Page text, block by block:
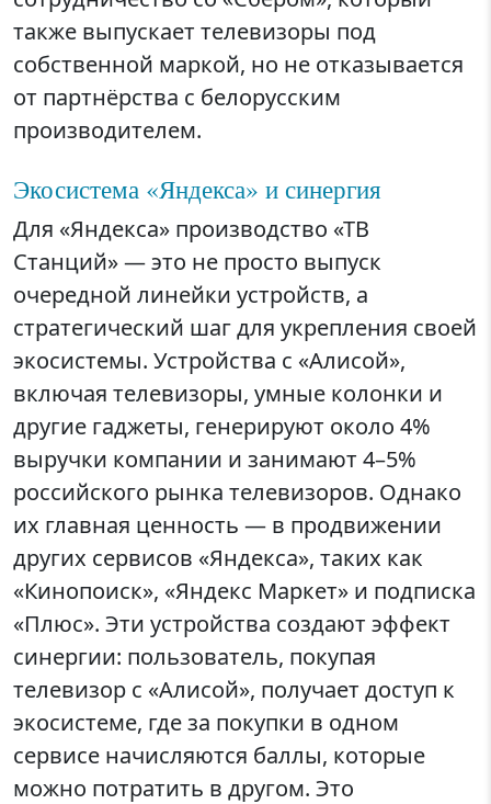
также выпускает телевизоры под
собственной маркой, но не отказывается
от партнёрства с белорусским
производителем.
Экосистема «Яндекса» и синергия
Для «Яндекса» производство «ТВ
Станций» — это не просто выпуск
очередной линейки устройств, а
стратегический шаг для укрепления своей
экосистемы. Устройства с «Алисой»,
включая телевизоры, умные колонки и
другие гаджеты, генерируют около 4%
выручки компании и занимают 4–5%
российского рынка телевизоров. Однако
их главная ценность — в продвижении
других сервисов «Яндекса», таких как
«Кинопоиск», «Яндекс Маркет» и подписка
«Плюс». Эти устройства создают эффект
синергии: пользователь, покупая
телевизор с «Алисой», получает доступ к
экосистеме, где за покупки в одном
сервисе начисляются баллы, которые
можно потратить в другом. Это